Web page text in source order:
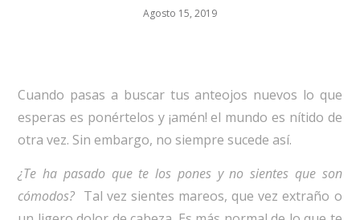
Agosto 15, 2019
Cuando pasas a buscar tus anteojos nuevos lo que
esperas es ponértelos y ¡amén! el mundo es nítido de
otra vez. Sin embargo, no siempre sucede así.
¿Te ha pasado que te los pones y no sientes que son
cómodos? Tal vez sientes mareos, que vez extraño o